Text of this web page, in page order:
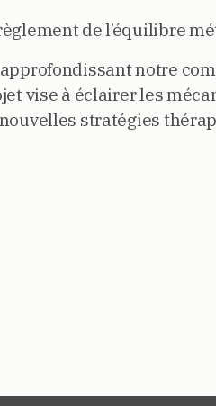
de l’équilibre
notre
vise à éclairer les
stratégies